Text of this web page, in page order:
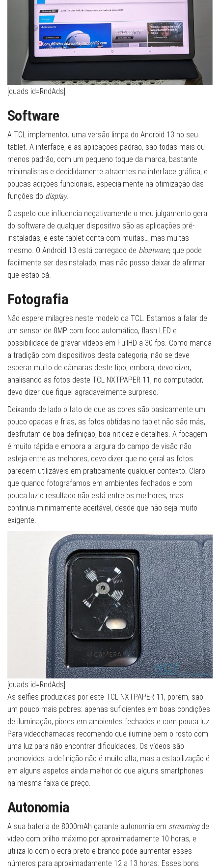
[quads id=RndAds]
Software
A TCL implementou uma versão limpa do Android 13 no seu
tablet. A interface, e as aplicações padrão, são todas mais ou
menos padrão, com um pequeno toque da marca, bastante
minimalistas e decididamente atraentes na interface gráfica, e
poucas adições funcionais, especialmente na otimização das
funções do display.
O aspeto que influencia negativamente o meu julgamento geral
do software de qualquer dispositivo são as aplicações pré-
instaladas, e este tablet conta com muitas… mas muitas
mesmo. O Android 13 está carregado de bloatware, que pode
facilmente ser desinstalado, mas não posso deixar de afirmar
que estão cá.
Fotografia
Não espere milagres neste modelo da TCL. Estamos a falar de
um sensor de 8MP com foco automático, flash LED e
possibilidade de gravar vídeos em FullHD a 30 fps. Como manda
a tradição com dispositivos desta categoria, não se deve
esperar muito de câmaras deste tipo, embora, devo dizer,
analisando as fotos deste TCL NXTPAPER 11, no computador,
devo dizer que fiquei agradavelmente surpreso.
Deixando de lado o fato de que as cores são basicamente um
pouco opacas e frias, as fotos obtidas no tablet não são más,
desfrutam de boa definição, boa nitidez e detalhes. A focagem
é muito rápida e embora a largura do campo de visão não
esteja entre as melhores, devo dizer que no geral as fotos
parecem utilizáveis ​​em praticamente qualquer contexto. Claro
que quando fotografamos em ambientes fechados e com
pouca luz o resultado não está entre os melhores, mas
continua minimamente aceitável, desde que não seja muito
exigente.
[quads id=RndAds]
As selfies produzidas por este TCL NXTPAPER 11, porém, são
um pouco mais pobres: apenas suficientes em boas condições
de iluminação, piores em ambientes fechados e com pouca luz.
Para videochamadas recomendo que ilumine bem o rosto com
uma luz para não encontrar dificuldades. Os vídeos são
promovidos: a definição não é muito alta, mas a estabilização é
em alguns aspetos ainda melhor do que alguns smartphones
na mesma faixa de preço.
Autonomia
A sua bateria de 8000mAh garante autonomia em streaming de
vídeo com brilho máximo por aproximadamente 10 horas, e
utiliza-lo com o ecrã preto e branco pode aumentar esses
números para aproximadamente 12 a 13 horas. Esses bons